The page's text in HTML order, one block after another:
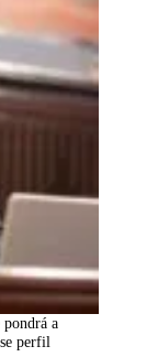
a
perfil